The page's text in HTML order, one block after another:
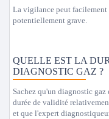
La vigilance peut facilement
potentiellement grave.
QUELLE EST LA
DIAGNOSTIC GAZ ?
Sachez qu'un diagnostic gaz
durée de validité
et que l'expert